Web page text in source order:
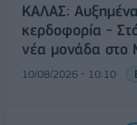
ΚΑΛΑΣ:
κερδοφορία -
νέα μονάδα στο
10/08/2026 - 10:10